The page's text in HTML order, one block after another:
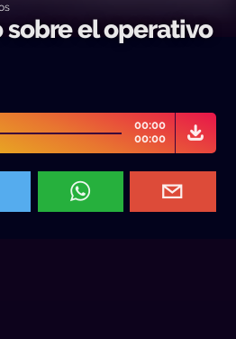
sobre el operativo
00:00
00:00